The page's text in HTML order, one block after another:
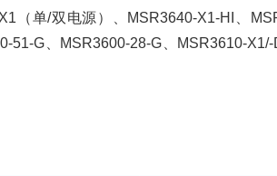
单/双电源）、MSR3640-X1-HI、
G、MSR3600-28-G、MSR3610-